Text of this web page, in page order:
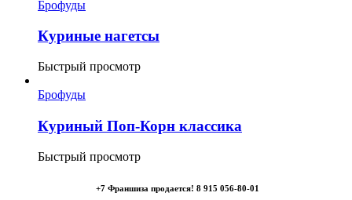
Брофуды
Куриные нагетсы
Быстрый просмотр
Брофуды
Куриный Поп-Корн классика
Быстрый просмотр
+7 Франшиза продается! 8 915 056-80-01